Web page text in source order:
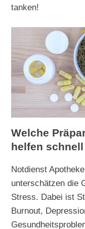
tanken!
Welche
helfen
Notdienst
unterschätzen die
Stress. Dabei ist
Burnout,